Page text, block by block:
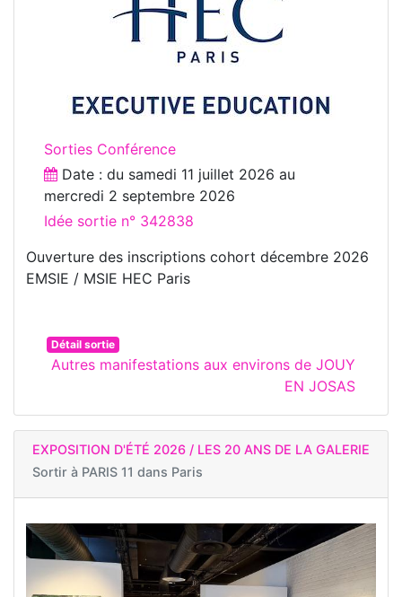
Sorties Conférence
Date : du samedi 11 juillet 2026 au
mercredi 2 septembre 2026
Idée sortie n° 342838
Ouverture des inscriptions cohort décembre 2026
EMSIE / MSIE HEC Paris
Détail sortie
Autres manifestations aux environs de JOUY
EN JOSAS
EXPOSITION D'ÉTÉ 2026 / LES 20 ANS DE LA GALERIE
Sortir à PARIS 11 dans Paris